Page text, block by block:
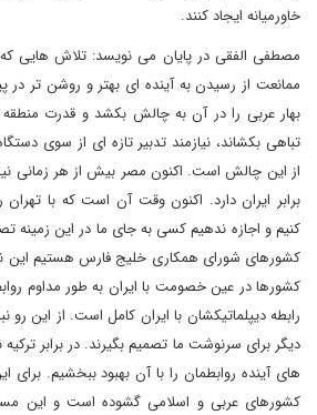
خاورمیانه ایجاد کنند.
مصطفی الفقی در پایان می نویسد: تلاش هایی
ممانعت از رسیدن به آینده ای بهتر و روشن تر
بهار عربی را در آن به چالش بکشد و قدرت
تباهی بکشاند، نیازمند تدبیر تازه ای از سوی
از این چالش است. اکنون مصر بیش از هر زمانی
برابر ایران دارد. اکنون وقت آن است که با تهران
کنیم و اجازه ندهیم کسی به جای ما در این زمینه
کشورهای شورای همکاری خلیج فارس هستیم این
کشورها در عین خصومت با ایران به طور مداوم
رابطه دیپلماتیکشان با ایران کامل است. از این رو
دیگر برای سرنوشت ما تصمیم بگیرند. در برابر
های آینده روابطمان را با آن بهبود ببخشیم.
کشورهای عربی و اسلامی گشوده است و این